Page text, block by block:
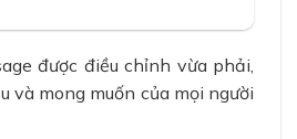
được điều chỉnh vừa phải,
và mong muốn của mọi người